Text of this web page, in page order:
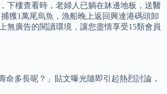
下樓查看時，老婦人已躺在牀邊地板，送醫
獲1萬尾烏魚，漁船晚上返回興達港碼頭卸
無廣告的閱讀環境，讓您盡情享受15類會員
多長呢？」貼文曝光隨即引起熱烈討論，